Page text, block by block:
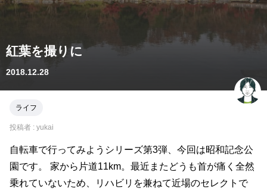
紅葉を撮りに
2018.12.28
ライフ
投稿者 : yukai
自転車で行ってみようシリーズ第3弾、今回は昭和記念公
園です。 家から片道11km。最近またどうも首が痛く全然
乗れていないため、リハビリを兼ねて近場のセレクトで